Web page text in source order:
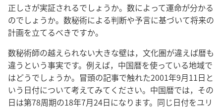
る
で
開
く）
正しさが実証されるでしょうか。数によって運命が分かる
のでしょうか。数秘術による判断や予言に基づいて将来の
計画を立てるべきですか。
数秘術師の越えられない大きな壁は，文化圏が違えば暦も
違うという事実です。例えば，中国暦を使っている地域で
はどうでしょうか。冒頭の記事で触れた2001年9月11日と
いう日付について考えてみてください。中国暦では，その
日は第78周期の18年7月24日になります。同じ日付をユリ